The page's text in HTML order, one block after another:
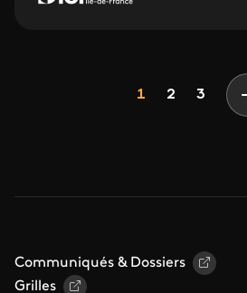
Page
1 Page
2 Page
3
Communiqués & Dossiers
Grilles